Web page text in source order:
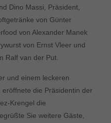
Dino Massi, Präsident,
von Günter
von Alexander Manek
von Ernst Vleer und
Ralf van der Put.
und einem leckeren
die Präsidentin der
Krengel die
Sie weitere Gäste,